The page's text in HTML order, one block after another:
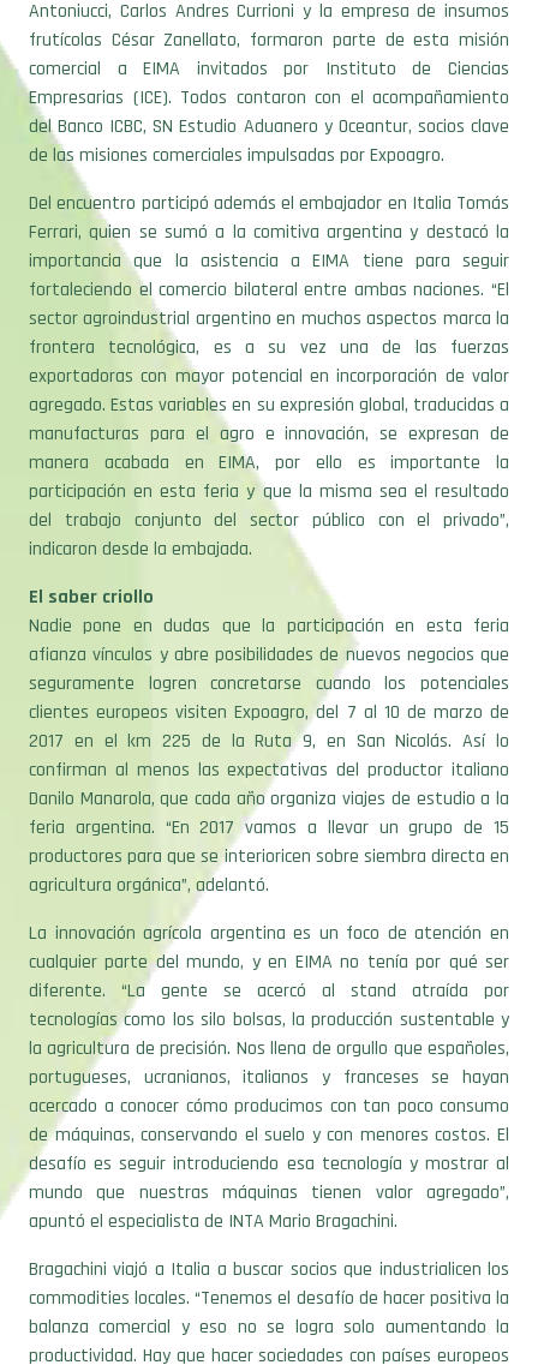
Antoniucci, Carlos Andres Currioni y la empresa de insumos
frutícolas César Zanellato, formaron parte de esta misión
comercial a EIMA invitados por Instituto de Ciencias
Empresarias (ICE). Todos contaron con el acompañamiento
del Banco ICBC, SN Estudio Aduanero y Oceantur, socios clave
de las misiones comerciales impulsadas por Expoagro.
Del encuentro participó además el embajador en Italia Tomás
Ferrari, quien se sumó a la comitiva argentina y destacó la
importancia que la asistencia a EIMA tiene para seguir
fortaleciendo el comercio bilateral entre ambas naciones. “El
sector agroindustrial argentino en muchos aspectos marca la
frontera tecnológica, es a su vez una de las fuerzas
exportadoras con mayor potencial en incorporación de valor
agregado. Estas variables en su expresión global, traducidas a
manufacturas para el agro e innovación, se expresan de
manera acabada en EIMA, por ello es importante la
participación en esta feria y que la misma sea el resultado
del trabajo conjunto del sector público con el privado”,
indicaron desde la embajada.
El saber criollo
Nadie pone en dudas que la participación en esta feria
afianza vínculos y abre posibilidades de nuevos negocios que
seguramente logren concretarse cuando los potenciales
clientes europeos visiten Expoagro, del 7 al 10 de marzo de
2017 en el km 225 de la Ruta 9, en San Nicolás. Así lo
confirman al menos las expectativas del productor italiano
Danilo Manarola, que cada año organiza viajes de estudio a la
feria argentina. “En 2017 vamos a llevar un grupo de 15
productores para que se interioricen sobre siembra directa en
agricultura orgánica”, adelantó.
La innovación agrícola argentina es un foco de atención en
cualquier parte del mundo, y en EIMA no tenía por qué ser
diferente. “La gente se acercó al stand atraída por
tecnologías como los silo bolsas, la producción sustentable y
la agricultura de precisión. Nos llena de orgullo que españoles,
portugueses, ucranianos, italianos y franceses se hayan
acercado a conocer cómo producimos con tan poco consumo
de máquinas, conservando el suelo y con menores costos. El
desafío es seguir introduciendo esa tecnología y mostrar al
mundo que nuestras máquinas tienen valor agregado”,
apuntó el especialista de INTA Mario Bragachini.
Bragachini viajó a Italia a buscar socios que industrialicen los
commodities locales. “Tenemos el desafío de hacer positiva la
balanza comercial y eso no se logra solo aumentando la
productividad. Hay que hacer sociedades con países europeos